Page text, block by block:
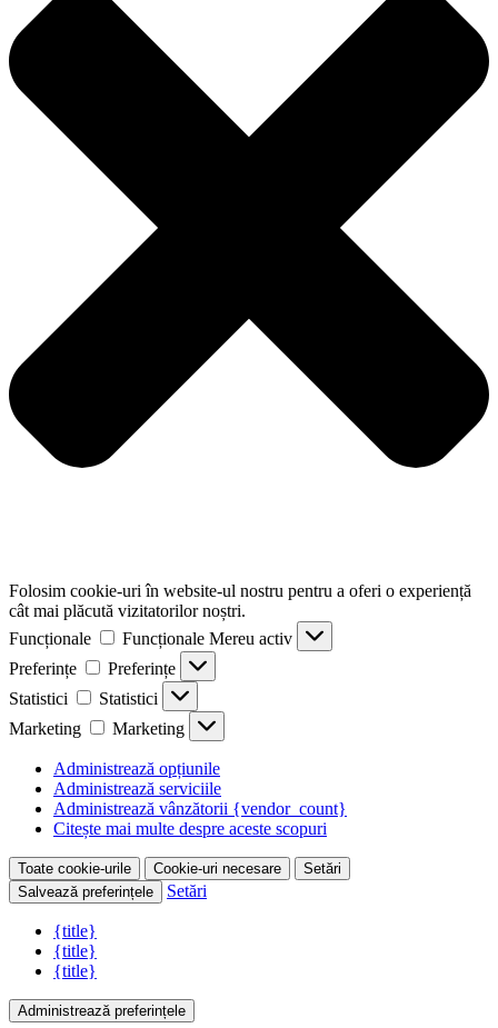
Folosim cookie-uri în website-ul nostru pentru a oferi o experiență
cât mai plăcută vizitatorilor noștri.
Funcționale
Funcționale Mereu activ
Preferințe
Preferințe
Statistici
Statistici
Marketing
Marketing
Administrează opțiunile
Administrează serviciile
Administrează vânzătorii {vendor_count}
Citește mai multe despre aceste scopuri
Toate cookie-urile Cookie-uri necesare
Setări
Salvează preferințele
Setări
{title}
{title}
{title}
Administrează preferințele